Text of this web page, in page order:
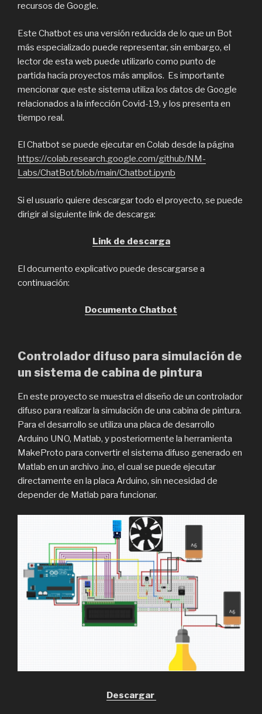
recursos de Google.
Este Chatbot es una versión reducida de lo que un Bot
más especializado puede representar, sin embargo, el
lector de esta web puede utilizarlo como punto de
partida hacía proyectos más amplios. Es importante
mencionar que este sistema utiliza los datos de Google
relacionados a la infección Covid-19, y los presenta en
tiempo real.
El Chatbot se puede ejecutar en Colab desde la página
https://colab.research.google.com/github/NM-
Labs/ChatBot/blob/main/Chatbot.ipynb
Si el usuario quiere descargar todo el proyecto, se puede
dirigir al siguiente link de descarga:
Link de descarga
El documento explicativo puede descargarse a
continuación:
Documento Chatbot
Controlador difuso para simulación de
un sistema de cabina de pintura
En este proyecto se muestra el diseño de un controlador
difuso para realizar la simulación de una cabina de pintura.
Para el desarrollo se utiliza una placa de desarrollo
Arduino UNO, Matlab, y posteriormente la herramienta
MakeProto para convertir el sistema difuso generado en
Matlab en un archivo .ino, el cual se puede ejecutar
directamente en la placa Arduino, sin necesidad de
depender de Matlab para funcionar.
Descargar